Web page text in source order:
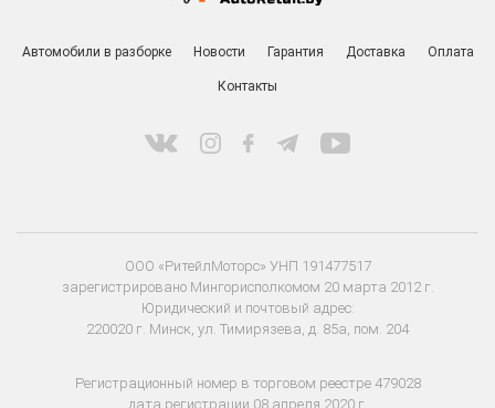
Автомобили в разборке Новости Гарантия Доставка Оплата
Контакты
ООО «РитейлМоторс» УНП 191477517
зарегистрировано Мингорисполкомом 20 марта 2012 г.
Юридический и почтовый адрес:
220020 г. Минск, ул. Тимирязева, д. 85а, пом. 204
Регистрационный номер в торговом реестре 479028
дата регистрации 08 апреля 2020 г.